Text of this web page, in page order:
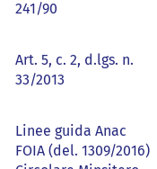
241/90
Art. 5, c. 2, d.lgs. n.
33/2013
Linee guida Anac
FOIA (del. 1309/2016)